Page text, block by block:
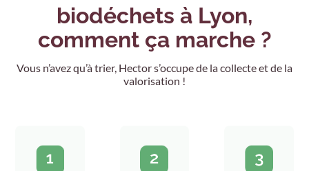
biodéchets à Lyon,
comment ça marche ?
Vous n’avez qu’à trier, Hector s’occupe de la collecte et de la
valorisation !